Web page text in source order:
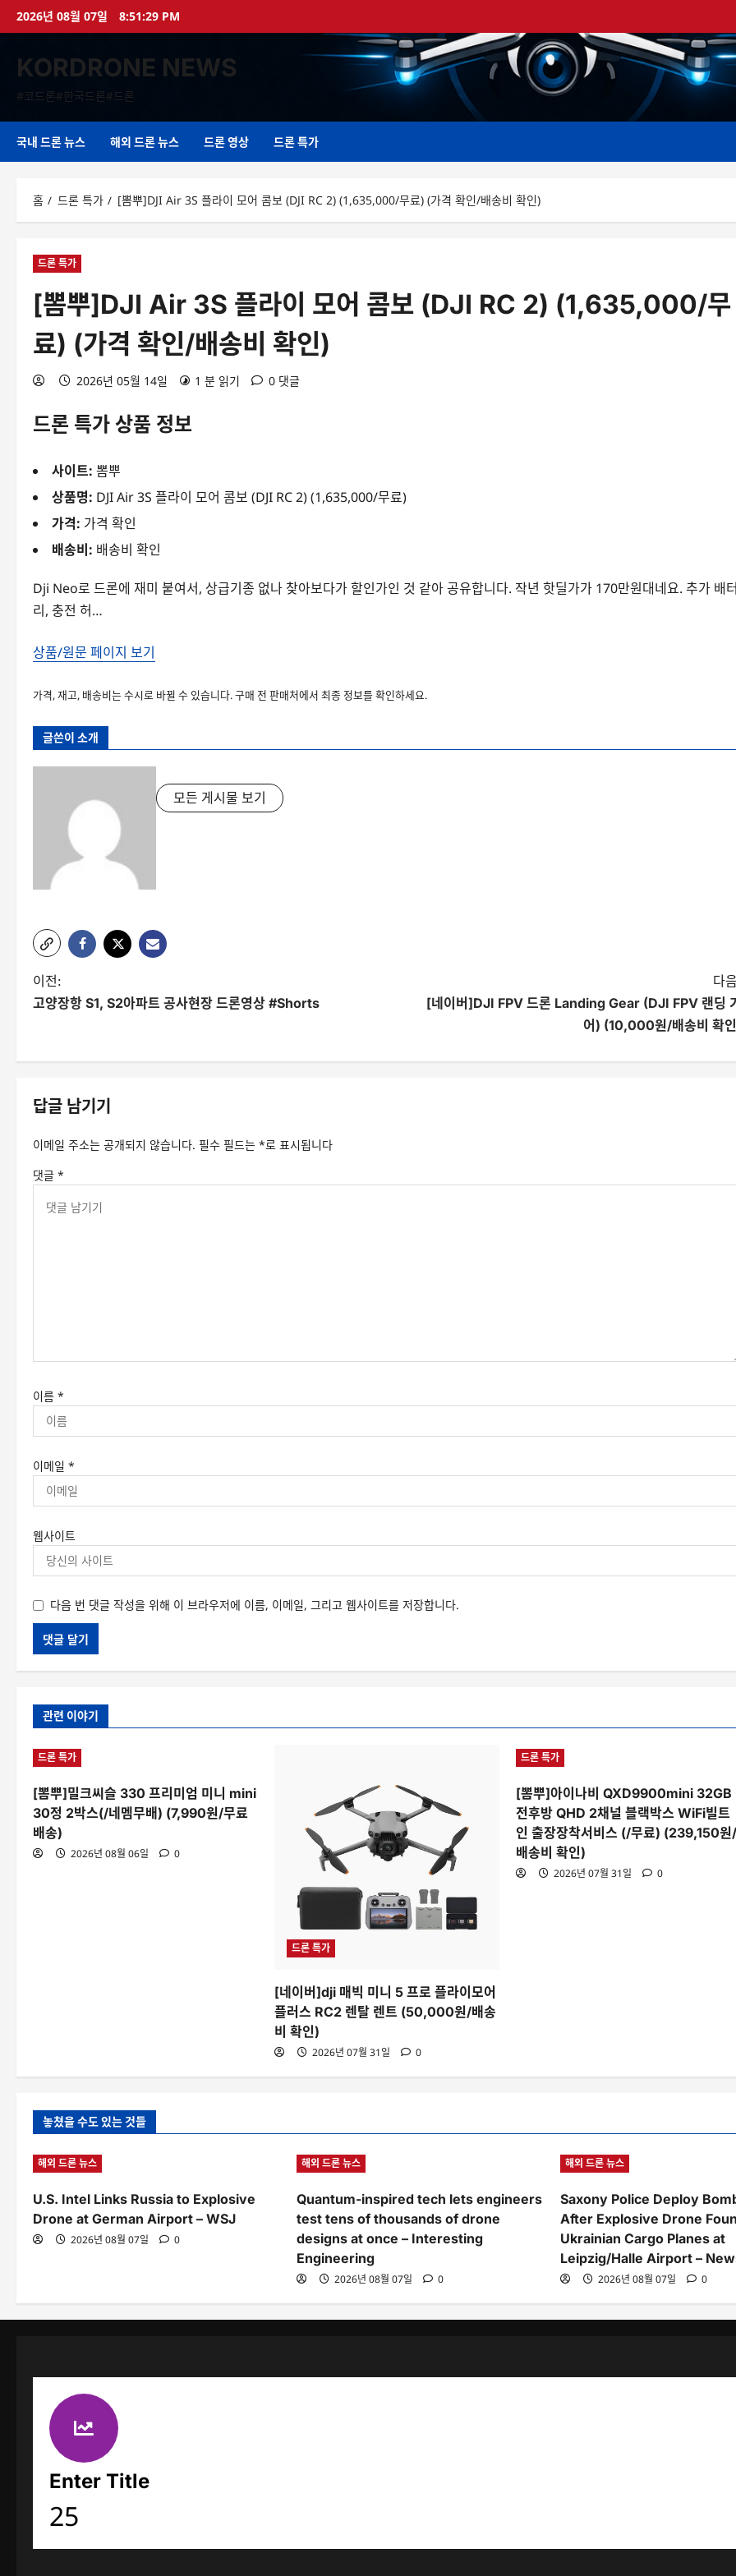
가
2026년 08월 07일 8:51:29 PM
KORDRONE NEWS
#코드론#한국드론#드론
국내 드론 뉴스 해외 드론 뉴스 드론 영상 드론 특가
홈 드론 특가 [뽐뿌]DJI Air 3S 플라이 모어 콤보 (DJI RC 2) (1,635,000/무료) (가격 확인/배송비 확인)
드론 특가
[뽐뿌]DJI Air 3S 플라이 모어 콤보 (DJI RC 2) (1,635,000/무
료) (가격 확인/배송비 확인)
2026년 05월 14일 1 분 읽기 0 댓글
드론 특가 상품 정보
사이트: 뽐뿌
상품명: DJI Air 3S 플라이 모어 콤보 (DJI RC 2) (1,635,000/무료)
가격: 가격 확인
배송비: 배송비 확인
Dji Neo로 드론에 재미 붙여서, 상급기종 없나 찾아보다가 할인가인 것 같아 공유합니다. 작년 핫딜가가 170만원대네요. 추가 배
리, 충전 허…
상품/원문 페이지 보기
가격, 재고, 배송비는 수시로 바뀔 수 있습니다. 구매 전 판매처에서 최종 정보를 확인하세요.
글쓴이 소개
모든 게시물 보기
글
탐
이전:
고양장항 S1, S2아파트 공사현장 드론영상 #Shorts
다
[네이버]DJI FPV 드론 Landing Gear (DJI FPV 랜딩
어) (10,000원/배송비 확
답글 남기기
이메일 주소는 공개되지 않습니다. 필수 필드는 *로 표시됩니다
댓글 *
이름 *
이메일 *
웹사이트
다음 번 댓글 작성을 위해 이 브라우저에 이름, 이메일, 그리고 웹사이트를 저장합니다.
관련 이야기
드론 특가
[뽐뿌]밀크씨슬 330 프리미엄 미니 mini
30정 2박스(/네멤무배) (7,990원/무료
배송)
2026년 08월 06일 0
드론 특가
[네이버]dji 매빅 미니 5 프로 플라이모어
플러스 RC2 렌탈 렌트 (50,000원/배송
비 확인)
2026년 07월 31일 0
드론 특가
[뽐뿌]아이나비 QXD9900mini 32GB
전후방 QHD 2채널 블랙박스 WiFi빌트
인 출장장착서비스 (/무료) (239,150
배송비 확인)
2026년 07월 31일 0
놓쳤을 수도 있는 것들
해외 드론 뉴스
U.S. Intel Links Russia to Explosive
Drone at German Airport – WSJ
2026년 08월 07일 0
해외 드론 뉴스
Quantum-inspired tech lets engineers
test tens of thousands of drone
designs at once – Interesting
Engineering
2026년 08월 07일 0
해외 드론 뉴스
Saxony Police Deploy
After Explosive Drone
Ukrainian Cargo Planes at
Leipzig/Halle Airport –
2026년 08월 07일 0
Enter Title
25